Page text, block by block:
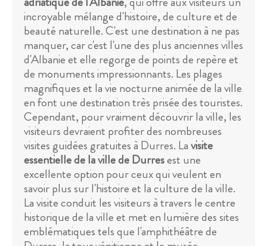
incroyable mélange d'histoire, de culture et de
beauté naturelle. C'est une destination à ne pas
manquer, car c'est l'une des plus anciennes villes
d'Albanie et elle regorge de points de repère et
de monuments impressionnants. Les plages
magnifiques et la vie nocturne animée de la ville
en font une destination très prisée des touristes.
Cependant, pour vraiment découvrir la ville, les
visiteurs devraient profiter des nombreuses
visites guidées gratuites à Durres. Lavisite
essentielle de la ville de Durresest une
excellente option pour ceux qui veulent en
savoir plus sur l'histoire et la culture de la ville.
La visite conduit les visiteurs à travers le centre
historique de la ville et met en lumière des sites
emblématiques tels que l'amphithéâtre de